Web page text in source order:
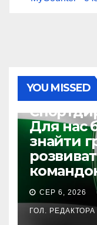
YOU MISSED
Для нас
знайти
СЕР 6, 2026
ГОЛ. РЕДАКТОРА